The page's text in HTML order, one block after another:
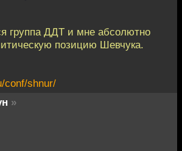
группа ДДТ и мне абсолютно
позицию Шевчука.
conf/shnur/
»